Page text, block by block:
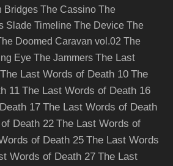
Bridges The Cassino The
Slade Timeline The Device The
Doomed Caravan vol.02 The
Eye The Jammers The Last
The Last Words of Death 10 The
11 The Last Words of Death 16
17 The Last Words of Death
Death 22 The Last Words of
of Death 25 The Last Words
Words of Death 27 The Last